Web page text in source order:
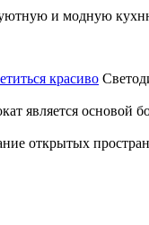
и модную
красиво
является основой
открытых